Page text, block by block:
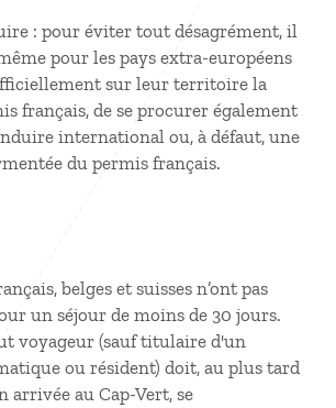
: pour éviter tout désagrément, il
pour les pays extra-européens
sur leur territoire la
français, de se procurer également
international ou, à défaut, une
du permis français.
belges et suisses n’ont pas
un séjour de moins de 30 jours.
voyageur (sauf titulaire d'un
ou résident) doit, au plus tard
arrivée au Cap-Vert, se